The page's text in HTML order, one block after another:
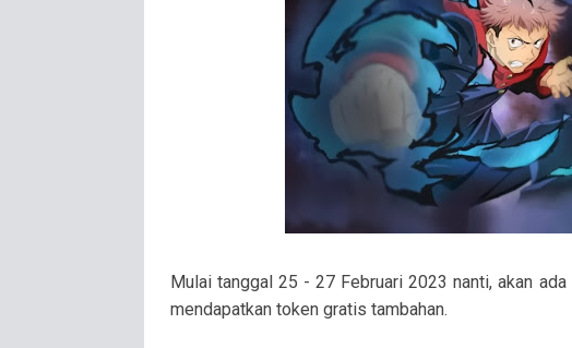
Mulai tanggal 25 - 27 Februari 2023 nanti, akan ada
mendapatkan token gratis tambahan.